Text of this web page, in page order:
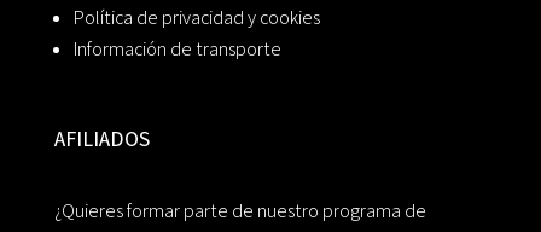
Política de privacidad y cookies
Información de transporte
AFILIADOS
¿Quieres formar parte de nuestro programa de